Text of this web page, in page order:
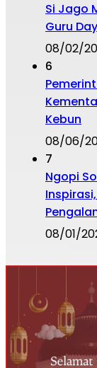
Si Jago
Guru
08/02/
6
Kebun
08/06/
7
Ngopi
08/01/